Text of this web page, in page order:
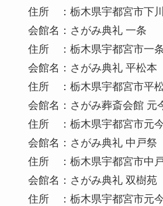
住所 ：栃木県宇都宮市下
会館名：さがみ典礼 一条
住所 ：栃木県宇都宮市一
会館名：さがみ典礼 平松本
住所 ：栃木県宇都宮市平
会館名：さがみ葬斎会館 元
住所 ：栃木県宇都宮市元
会館名：さがみ典礼 中戸祭
住所 ：栃木県宇都宮市中
会館名：さがみ典礼 双樹苑
住所 ：栃木県宇都宮市元